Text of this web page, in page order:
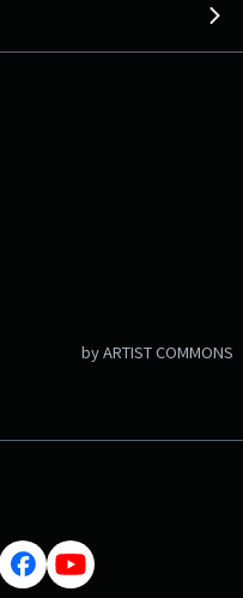
！ メール：navi@lucky-
by ARTIST COMMONS